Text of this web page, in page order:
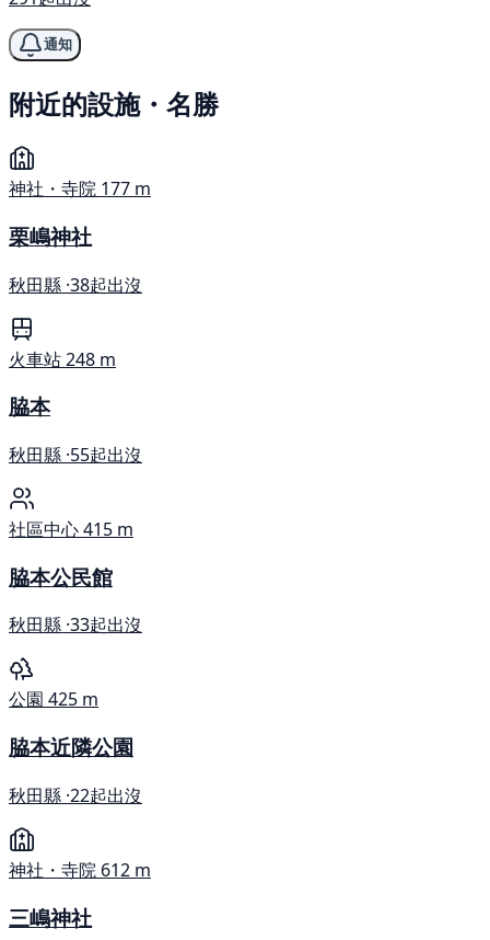
通知
附近的設施・名勝
神社・寺院 177 m
栗嶋神社
秋田縣 ·38起出沒
火車站248 m
脇本
秋田縣 ·55起出沒
社區中心415 m
脇本公民館
秋田縣 ·33起出沒
公園 425 m
脇本近隣公園
秋田縣 ·22起出沒
神社・寺院 612 m
三嶋神社